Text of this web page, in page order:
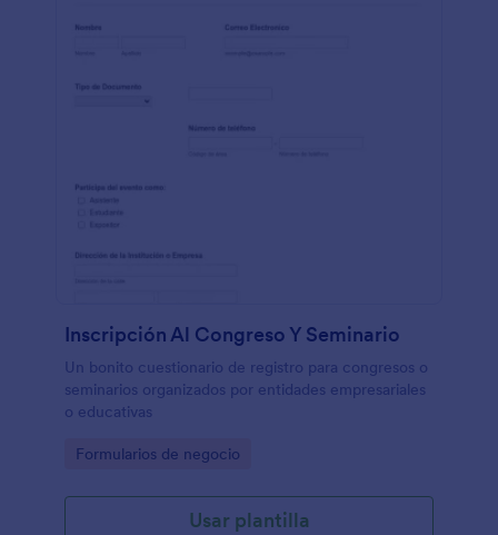
Inscripción Al Congreso Y Seminario
Un bonito cuestionario de registro para congresos o
seminarios organizados por entidades empresariales
o educativas
Go to Category:
Formularios de negocio
Usar plantilla